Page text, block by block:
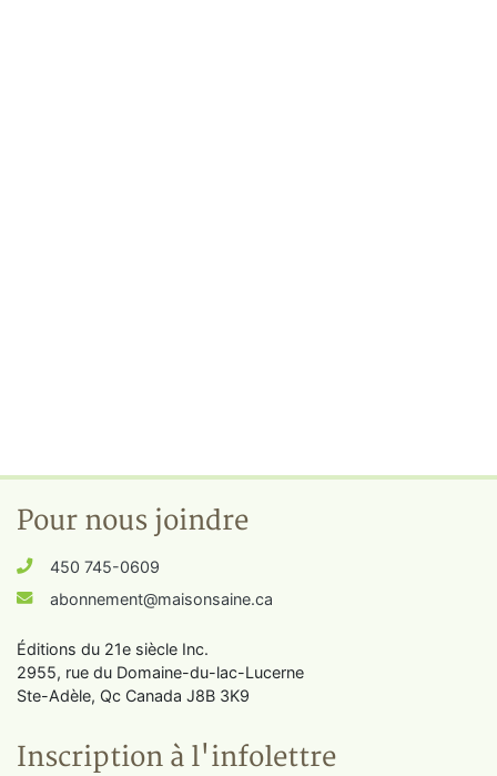
Pour nous joindre
450 745-0609
abonnement@maisonsaine.ca
Éditions du 21e siècle Inc.
2955, rue du Domaine-du-lac-Lucerne
Ste-Adèle, Qc Canada J8B 3K9
Inscription à l'infolettre